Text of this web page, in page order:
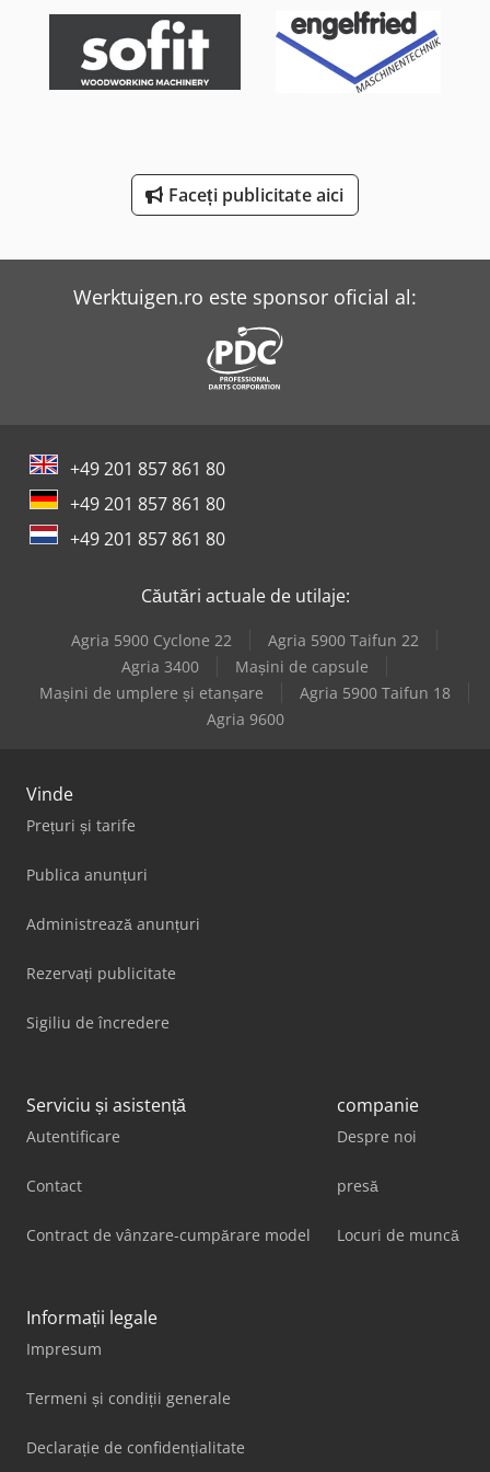
Panhans 336/20
Reichle & Knoedler Mașini De Frezat Orizontale
Theisen & Bonitz Mașini De Adunat
Weinbrenner Tsv 6/3050
Faceți publicitate aici
Werktuigen.ro este sponsor oficial al:
+49 201 857 861 80
+49 201 857 861 80
+49 201 857 861 80
Căutări actuale de utilaje:
Agria 5900 Cyclone 22
Agria 5900 Taifun 22
Agria 3400
Mașini de capsule
Mașini de umplere și etanșare
Agria 5900 Taifun 18
Agria 9600
Vinde
Prețuri și tarife
Publica anunțuri
Administrează anunțuri
Rezervați publicitate
Sigiliu de încredere
Serviciu și asistență
Autentificare
Contact
Contract de vânzare-cumpărare model
companie
Despre noi
presă
Locuri de muncă
Informații legale
Impresum
Termeni și condiții generale
Declarație de confidențialitate